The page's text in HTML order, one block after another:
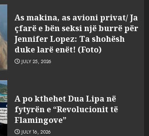
As makina, as avioni privat/ Ja
çfarë e bën seksi një burrë për
Jennifer Lopez: Ta shohësh
duke larë enët! (Foto)
JULY 25, 2026
A po kthehet Dua Lipa në
fytyrën e “Revolucionit të
Flamingove”
JULY 16, 2026
racist në rrjetet sociale ndaj
gazetarit grek me origjinë
shqiptare: Je mysafir këtu,
nuk duhet të flasësh!